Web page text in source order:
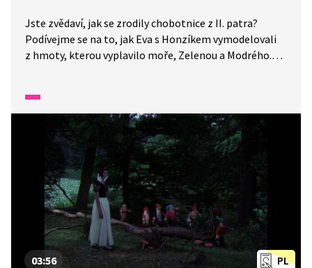
Jste zvědaví, jak se zrodily chobotnice z II. patra?
Podívejme se na to, jak Eva s Honzíkem vymodelovali
z hmoty, kterou vyplavilo moře, Zelenou a Modrého.
PL
03:56